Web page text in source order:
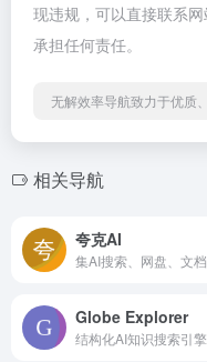
现违规，可以直接联系
承担任何责任。
无解效率导航致力于优质
相关导航
夸克AI
Globe Explorer
结构化AI知识搜索引擎